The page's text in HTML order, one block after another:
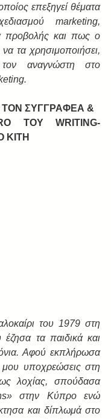
επεξηγεί θέματα
marketing,
προβολής και πως ο
τα χρησιμοποιήσει,
τον αναγνώστη στο
ΤΟΝ ΣΥΓΓΡΑΦΕΑ &
ΤΟΥ WRITING-
ΚΙΤΗ
του 1979 στη
τα παιδικά και
Αφού εκπλήρωσα
μου υποχρεώσεις στη
ως λοχίας, σπούδασα
στην Κύπρο ενώ
και δίπλωμά στο